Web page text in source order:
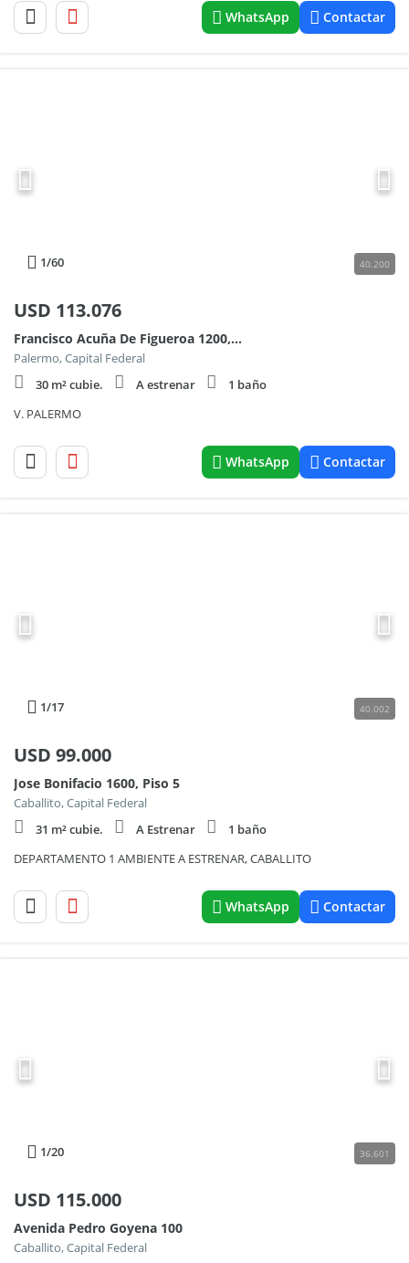
WhatsApp Contactar
1/60 40.200
USD 113.076
Francisco Acuña De Figueroa 1200, Piso 7
Palermo, Capital Federal
30 m² cubie.
A estrenar
1 baño
V. PALERMO
WhatsApp Contactar
1/17 40.002
USD 99.000
Jose Bonifacio 1600, Piso 5
Caballito, Capital Federal
31 m² cubie.
A Estrenar
1 baño
DEPARTAMENTO 1 AMBIENTE A ESTRENAR, CABALLITO
WhatsApp Contactar
1/20 36.601
USD 115.000
Avenida Pedro Goyena 100
Caballito, Capital Federal